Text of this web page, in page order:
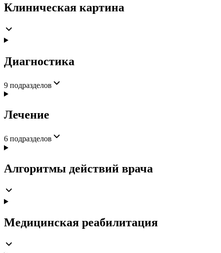
Клиническая картина
Диагностика
9 подразделов
Лечение
6 подразделов
Алгоритмы действий врача
Медицинская реабилитация